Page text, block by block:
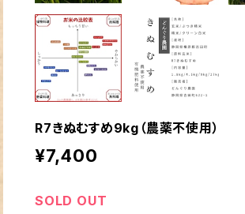
R7きぬむすめ9kg（農薬不使用）
¥7,400
SOLD OUT